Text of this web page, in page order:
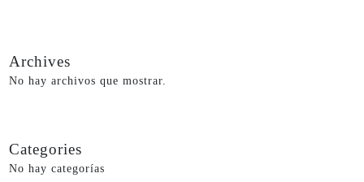
Archives
No hay archivos que mostrar.
Categories
No hay categorías